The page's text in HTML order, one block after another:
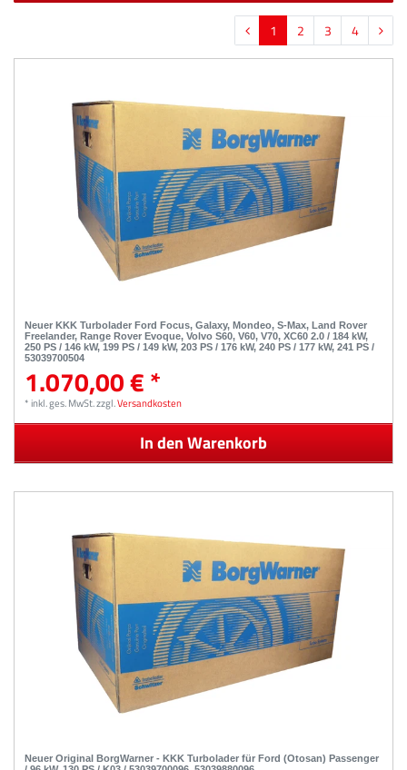
1 2 3 4
Neuer KKK Turbolader Ford Focus, Galaxy, Mondeo, S-Max, Land Rover
Freelander, Range Rover Evoque, Volvo S60, V60, V70, XC60 2.0 / 184 kW,
250 PS / 146 kW, 199 PS / 149 kW, 203 PS / 176 kW, 240 PS / 177 kW, 241 PS /
53039700504
1.070,00 € *
*inkl. ges. MwSt.zzgl.Versandkosten
In den Warenkorb
Neuer Original BorgWarner - KKK Turbolader für Ford (Otosan) Passenger